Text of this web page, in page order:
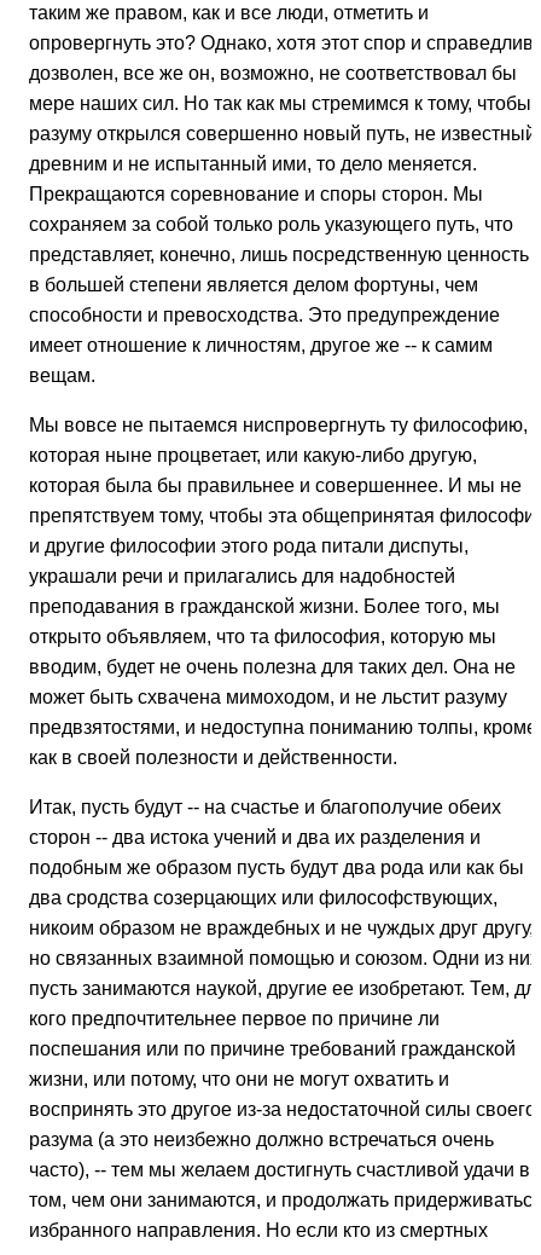
таким же правом, как и все люди, отметить и
опровергнуть это? Однако, хотя этот спор и справедлив
дозволен, все же он, возможно, не соответствовал бы
мере наших сил. Но так как мы стремимся к тому, чтобы
разуму открылся совершенно новый путь, не известный
древним и не испытанный ими, то дело меняется.
Прекращаются соревнование и споры сторон. Мы
сохраняем за собой только роль указующего путь, что
представляет, конечно, лишь посредственную ценность
в большей степени является делом фортуны, чем
способности и превосходства. Это предупреждение
имеет отношение к личностям, другое же -- к самим
вещам.
Мы вовсе не пытаемся ниспровергнуть ту философию,
которая ныне процветает, или какую-либо другую,
которая была бы правильнее и совершеннее. И мы не
препятствуем тому, чтобы эта общепринятая
и другие философии этого рода питали диспуты,
украшали речи и прилагались для надобностей
преподавания в гражданской жизни. Более того, мы
открыто объявляем, что та философия, которую мы
вводим, будет не очень полезна для таких дел. Она не
может быть схвачена мимоходом, и не льстит разуму
предвзятостями, и недоступна пониманию толпы, кроме
как в своей полезности и действенности.
Итак, пусть будут -- на счастье и благополучие обеих
сторон -- два истока учений и два их разделения и
подобным же образом пусть будут два рода или как бы
два сродства созерцающих или философствующих,
никоим образом не враждебных и не чуждых друг другу,
но связанных взаимной помощью и союзом. Одни из них
пусть занимаются наукой, другие ее изобретают. Тем,
кого предпочтительнее первое по причине ли
поспешания или по причине требований гражданской
жизни, или потому, что они не могут охватить и
воспринять это другое из-за недостаточной силы своего
разума (а это неизбежно должно встречаться очень
часто), -- тем мы желаем достигнуть счастливой удачи в
том, чем они занимаются, и продолжать
избранного направления. Но если кто из смертных